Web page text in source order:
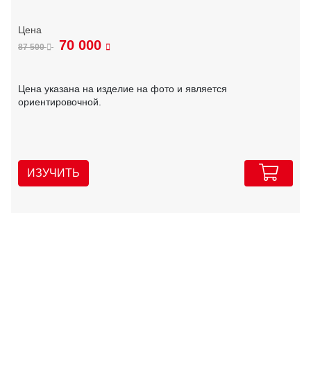
87 500 70 000
Цена указана на изделие на фото и является
ориентировочной.
ИЗУЧИТЬ